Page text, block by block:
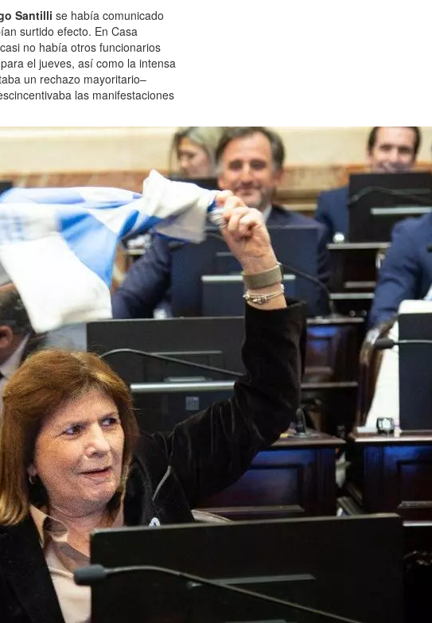
Santilli se había comunicado
surtido efecto. En Casa
no había otros funcionarios
el jueves, así como la intensa
un rechazo mayoritario–
las manifestaciones